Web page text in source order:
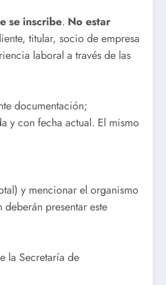
se inscribe. No estar
titular, socio de empresa
laboral a través de las
documentación;
y con fecha actual. El mismo
y mencionar el organismo
presentar este
la Secretaría de